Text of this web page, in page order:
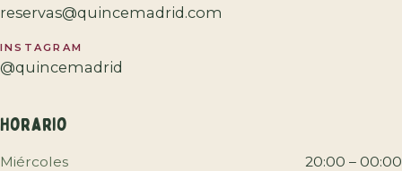
reservas@quincemadrid.com
INSTAGRAM
@quincemadrid
Horario
Miércoles 20:00 – 00:00